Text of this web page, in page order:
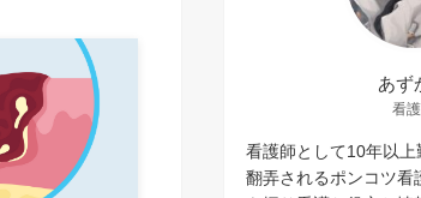
あず
看
看護師として10年以
翻弄されるポンコツ看